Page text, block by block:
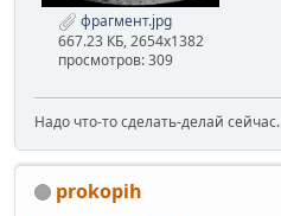
фрагмент.jpg
667.23 КБ, 2654x1382
просмотров: 309
Надо что-то сделать-делай сейчас.
prokopih